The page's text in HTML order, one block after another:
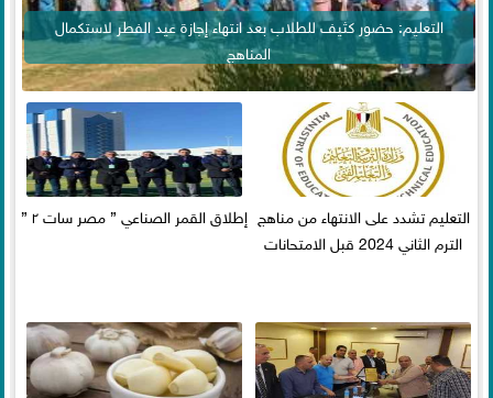
التعليم: حضور كثيف للطلاب بعد انتهاء إجازة عيد الفطر لاستكمال
المناهج
التعليم تشدد على الانتهاء من مناهج
الترم الثاني 2024 قبل الامتحانات
إطلاق القمر الصناعي ” مصر سات ٢ ”